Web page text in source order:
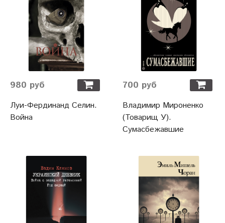
980 руб
Луи-Фердинанд Селин.
Война
700 руб
Владимир Мироненко
(Товарищ У).
Сумасбежавшие